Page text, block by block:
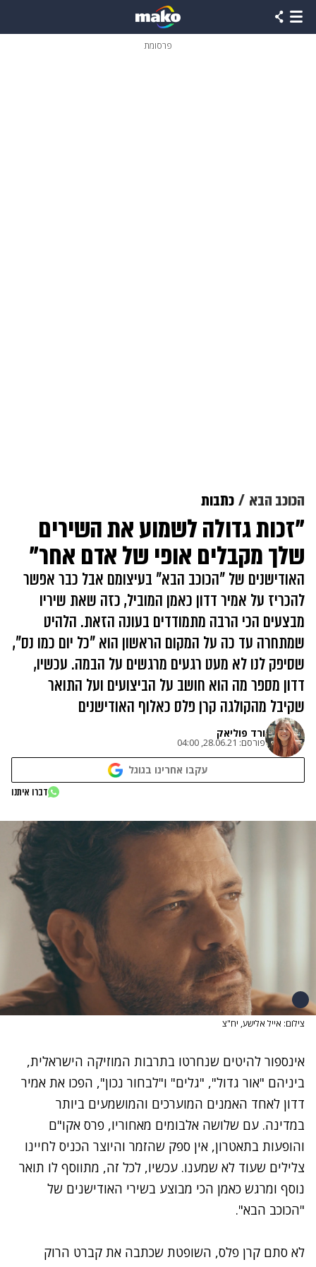
פרסומת
הכוכב הבא כתבות
"זכות גדולה לשמוע את השירים
שלך מקבלים אופי של אדם אחר"
האודישנים של "הכוכב הבא" בעיצומם אבל כבר אפשר
להכריז על אמיר דדון כאמן המוביל, כזה שאת שיריו
מבצעים הכי הרבה מתמודדים בעונה הזאת. הלהיט
שמתחרה עד כה על המקום הראשון הוא "כל יום כמו נס",
שסיפק לנו לא מעט רגעים מרגשים על הבמה. עכשיו,
דדון מספר מה הוא חושב על הביצועים ועל התואר
שקיבל מהקולגה קרן פלס כאלוף האודישנים
ורד פוליאק
פורסם: 28.06.21, 04:00
עקבו אחרינו בגוגל
דברו איתנו
צילום: אייל אלישע, יח"צ
אינספור להיטים שנחרטו בתרבות המוזיקה הישראלית,
ביניהם "אור גדול", "גלים" ו"לבחור נכון", הפכו את אמיר
דדון לאחד האמנים המוערכים והמושמעים ביותר
במדינה. עם שלושה אלבומים מאחוריו, פרס אקו"ם
והופעות בתאטרון, אין ספק שהזמר והיוצר הכניס לחיינו
צלילים שעוד לא שמענו. עכשיו, לכל זה, מתווסף לו תואר
נוסף ומרגש כאמן הכי מבוצע בשירי האודישנים של
"הכוכב הבא".
לא סתם קרן פלס, השופטת שכתבה את קברט הרוק